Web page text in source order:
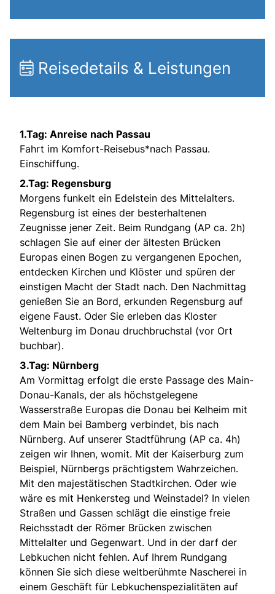
Reisedetails & Leistungen
1.Tag: Anreise nach Passau
Fahrt im Komfort-Reisebus*nach Passau.
Einschiffung.
2.Tag: Regensburg
Morgens funkelt ein Edelstein des Mittelalters.
Regensburg ist eines der besterhaltenen
Zeugnisse jener Zeit. Beim Rundgang (AP ca. 2h)
schlagen Sie auf einer der ältesten Brücken
Europas einen Bogen zu vergangenen Epochen,
entdecken Kirchen und Klöster und spüren der
einstigen Macht der Stadt nach. Den Nachmittag
genießen Sie an Bord, erkunden Regensburg auf
eigene Faust. Oder Sie erleben das Kloster
Weltenburg im Donau druchbruchstal (vor Ort
buchbar).
3.Tag: Nürnberg
Am Vormittag erfolgt die erste Passage des Main-
Donau-Kanals, der als höchstgelegene
Wasserstraße Europas die Donau bei Kelheim mit
dem Main bei Bamberg verbindet, bis nach
Nürnberg. Auf unserer Stadtführung (AP ca. 4h)
zeigen wir Ihnen, womit. Mit der Kaiserburg zum
Beispiel, Nürnbergs prächtigstem Wahrzeichen.
Mit den majestätischen Stadtkirchen. Oder wie
wäre es mit Henkersteg und Weinstadel? In vielen
Straßen und Gassen schlägt die einstige freie
Reichsstadt der Römer Brücken zwischen
Mittelalter und Gegenwart. Und in der darf der
Lebkuchen nicht fehlen. Auf Ihrem Rundgang
können Sie sich diese weltberühmte Nascherei in
einem Geschäft für Lebkuchenspezialitäten auf